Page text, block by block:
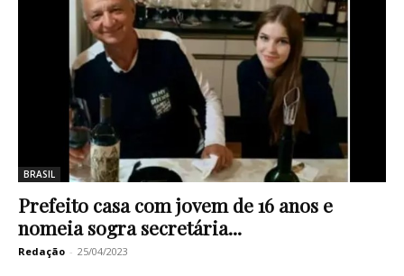
BRASIL
Prefeito casa com jovem de 16 anos e
nomeia sogra secretária...
Redação - 25/04/2023